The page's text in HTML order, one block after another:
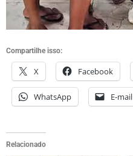
Compartilhe isso:
X Facebook
WhatsApp E-mail
Relacionado